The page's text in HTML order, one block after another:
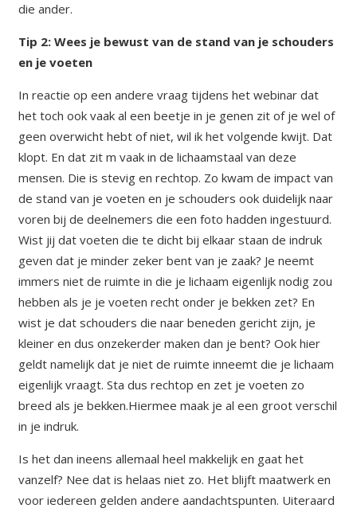
die ander.
Tip 2: Wees je bewust van de stand van je schouders
en je voeten
In reactie op een andere vraag tijdens het webinar dat
het toch ook vaak al een beetje in je genen zit of je wel of
geen overwicht hebt of niet, wil ik het volgende kwijt. Dat
klopt. En dat zit m vaak in de lichaamstaal van deze
mensen. Die is stevig en rechtop. Zo kwam de impact van
de stand van je voeten en je schouders ook duidelijk naar
voren bij de deelnemers die een foto hadden ingestuurd.
Wist jij dat voeten die te dicht bij elkaar staan de indruk
geven dat je minder zeker bent van je zaak? Je neemt
immers niet de ruimte in die je lichaam eigenlijk nodig zou
hebben als je je voeten recht onder je bekken zet? En
wist je dat schouders die naar beneden gericht zijn, je
kleiner en dus onzekerder maken dan je bent? Ook hier
geldt namelijk dat je niet de ruimte inneemt die je lichaam
eigenlijk vraagt. Sta dus rechtop en zet je voeten zo
breed als je bekken.Hiermee maak je al een groot verschil
in je indruk.
Is het dan ineens allemaal heel makkelijk en gaat het
vanzelf? Nee dat is helaas niet zo. Het blijft maatwerk en
voor iedereen gelden andere aandachtspunten. Uiteraard